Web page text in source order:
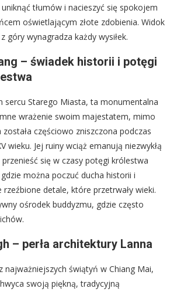
tłumów i nacieszyć się spokojem
oświetlającym złote zdobienia. Widok
góry wynagradza każdy wysiłek.
– świadek historii i potęgi
sercu Starego Miasta, ta monumentalna
wrażenie swoim majestatem, mimo
częściowo zniszczona podczas
wieku. Jej ruiny wciąż emanują niezwykłą
się w czasy potęgi królestwa
można poczuć ducha historii i
detale, które przetrwały wieki.
ośrodek buddyzmu, gdzie często
– perła architektury Lanna
najważniejszych świątyń w Chiang Mai,
swoją piękną, tradycyjną